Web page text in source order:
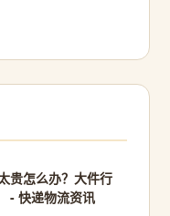
贵怎么办？大件行
- 快递物流资讯